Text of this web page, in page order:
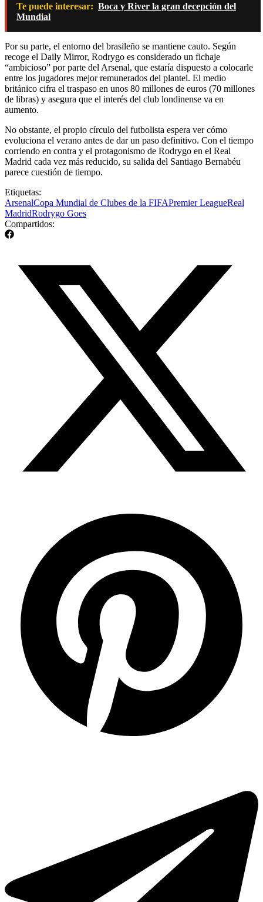
Te puede interesar: Boca y River la gran decepción del
Mundial
Por su parte, el entorno del brasileño se mantiene cauto. Según
recoge el Daily Mirror, Rodrygo es considerado un fichaje
“ambicioso” por parte del Arsenal, que estaría dispuesto a colocarle
entre los jugadores mejor remunerados del plantel. El medio
británico cifra el traspaso en unos 80 millones de euros (70 millones
de libras) y asegura que el interés del club londinense va en
aumento.
No obstante, el propio círculo del futbolista espera ver cómo
evoluciona el verano antes de dar un paso definitivo. Con el tiempo
corriendo en contra y el protagonismo de Rodrygo en el Real
Madrid cada vez más reducido, su salida del Santiago Bernabéu
parece cuestión de tiempo.
Etiquetas:
ArsenalCopa Mundial de Clubes de la FIFAPremier LeagueReal
MadridRodrygo Goes
Compartidos: